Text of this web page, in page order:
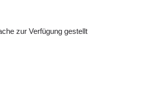
zur Verfügung gestellt